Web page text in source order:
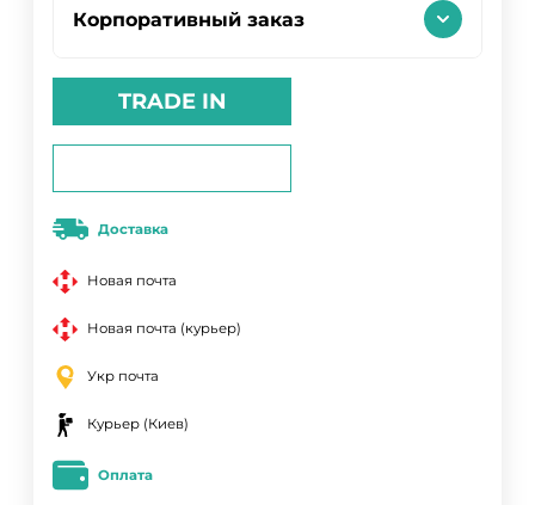
Корпоративный заказ
TRADE IN
Доставка
Новая почта
Новая почта (курьер)
Укр почта
Курьер (Киев)
Оплата